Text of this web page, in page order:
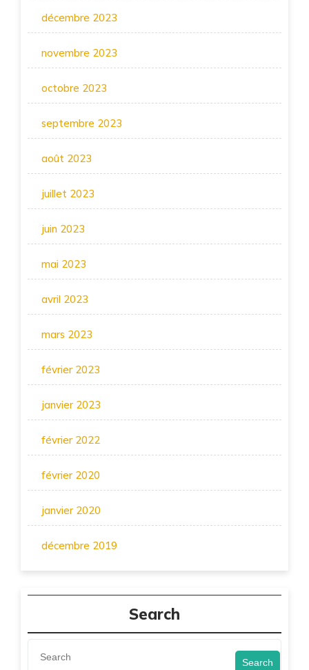
décembre 2023
novembre 2023
octobre 2023
septembre 2023
août 2023
juillet 2023
juin 2023
mai 2023
avril 2023
mars 2023
février 2023
janvier 2023
février 2022
février 2020
janvier 2020
décembre 2019
Search
Search